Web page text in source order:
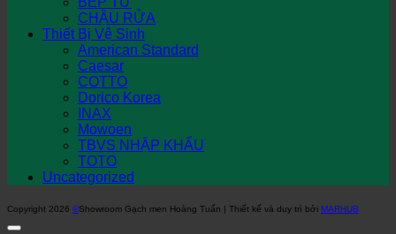
CHẬU RỬA
Thiết Bị Vệ Sinh
American Standard
Caesar
COTTO
Dorico Korea
INAX
Mowoen
TBVS NHẬP KHẨU
TOTO
Uncategorized
Copyright 2026 ©Showroom Gạch men Hoàng Tuấn | Thiết kế và duy trì bởi MARHUB